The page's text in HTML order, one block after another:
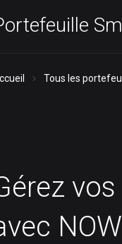
Tous les
vos